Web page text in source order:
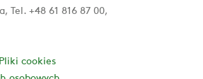
Tel. +48 61 816 87 00,
Pliki cookies